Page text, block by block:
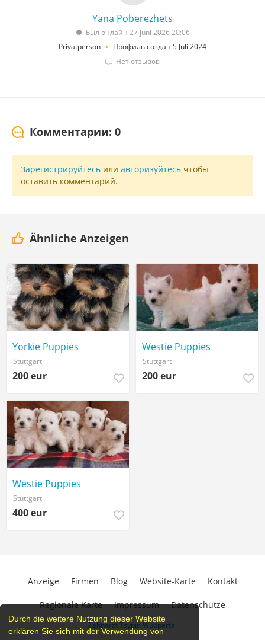
Durch die weitere Nutzung dieser Website
erklären Sie sich mit der Verwendung von
Yana Poberezhets
Был онлайн 27 juni 2026 20:06
Privatperson
Профиль создан 5 Juli 2024
Нет отзывов
Комментарии: 0
Зарегистрируйтесь или авторизуйтесь чтобы
оставить комментарий.
Ähnliche Anzeigen
Yorkie Puppies
Stuttgart
200 eur
Westie Puppies
Stuttgart
200 eur
Westie Puppies
Stuttgart
400 eur
Zahnarzt Tsypin Wuppertal
Anzeige Firmen Blog Website-Karte Kontakt
Regionale Karte Impressum Datenschutze